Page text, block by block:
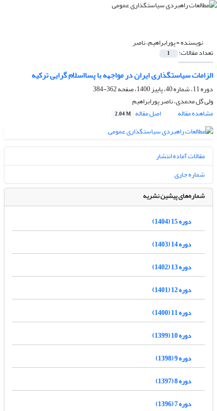
نویسنده =پورابراهیم، ناصر
تعداد مقالات: 1
الزامات سیاستگذاری ایران در مواجهه با پسااسلام گرایی ترکیه
دوره 11، شماره 40، پاییز 1400، صفحه
362-384
ولی گل محمدی، ناصر پورابراهیم
مشاهده مقاله
اصل مقاله 2.04 M
مقالات آماده انتشار
شماره جاری
شماره‌های پیشین نشریه
دوره 15 (1404)
دوره 14 (1403)
دوره 13 (1402)
دوره 12 (1401)
دوره 11 (1400)
دوره 10 (1399)
دوره 9 (1398)
دوره 8 (1397)
دوره 7 (1396)